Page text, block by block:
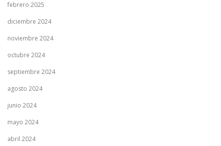
febrero 2025
diciembre 2024
noviembre 2024
octubre 2024
septiembre 2024
agosto 2024
junio 2024
mayo 2024
abril 2024